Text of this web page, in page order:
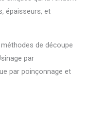
épaisseurs, et
de découpe
par
par poinçonnage et